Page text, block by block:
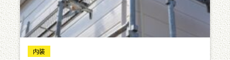
内装